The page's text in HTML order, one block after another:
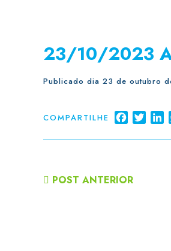
23/10/2023
Publicado dia 23 de outubro
COMPARTILHE Facebook
POST ANTERIOR